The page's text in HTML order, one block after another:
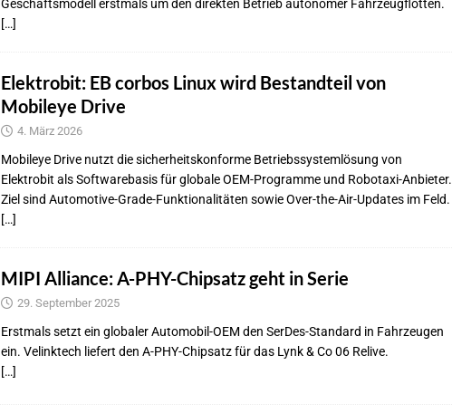
Geschäftsmodell erstmals um den direkten Betrieb autonomer Fahrzeugflotten.
[…]
Elektrobit: EB corbos Linux wird Bestandteil von
Mobileye Drive
4. März 2026
Mobileye Drive nutzt die sicherheitskonforme Betriebssystemlösung von
Elektrobit als Softwarebasis für globale OEM-Programme und Robotaxi-Anbieter.
Ziel sind Automotive-Grade-Funktionalitäten sowie Over-the-Air-Updates im Feld.
[…]
MIPI Alliance: A-PHY-Chipsatz geht in Serie
29. September 2025
Erstmals setzt ein globaler Automobil-OEM den SerDes-Standard in Fahrzeugen
ein. Velinktech liefert den A-PHY-Chipsatz für das Lynk & Co 06 Relive.
[…]